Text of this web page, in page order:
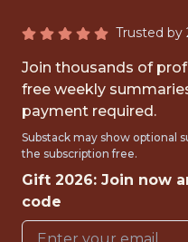
IN
BI
DATA
F/D)
Trusted by
Join thousands of
free weekly
payment required.
Substack may show optional
the subscription free.
Gift 2026: Join now
code